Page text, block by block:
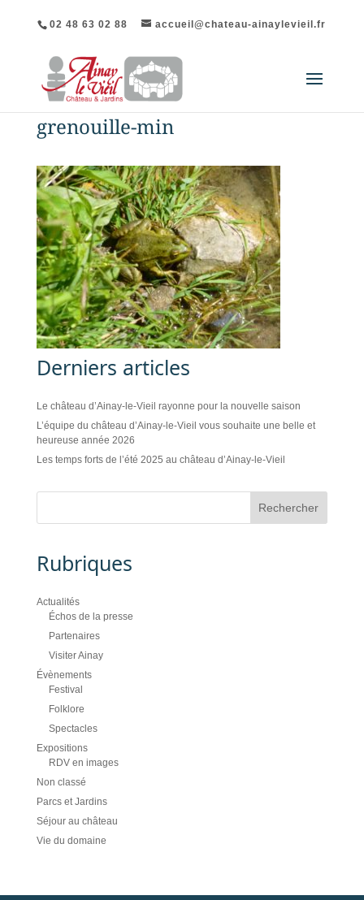
02 48 63 02 88 accueil@chateau-ainaylevieil.fr
grenouille-min
Derniers articles
Le château d’Ainay-le-Vieil rayonne pour la nouvelle saison
L’équipe du château d’Ainay-le-Vieil vous souhaite une belle et
heureuse année 2026
Les temps forts de l’été 2025 au château d’Ainay-le-Vieil
Rubriques
Actualités
Échos de la presse
Partenaires
Visiter Ainay
Évènements
Festival
Folklore
Spectacles
Expositions
RDV en images
Non classé
Parcs et Jardins
Séjour au château
Vie du domaine